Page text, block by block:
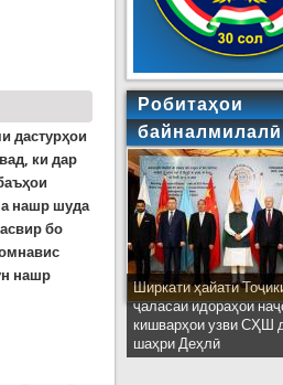
дастурҳои
ки дар
нашр шуда
бо
нашр
Робитаҳои
байналмилалӣ
Ширкати ҳайати
ҷаласаи идораҳои
кишварҳои узви СҲШ
шаҳри Деҳлӣ